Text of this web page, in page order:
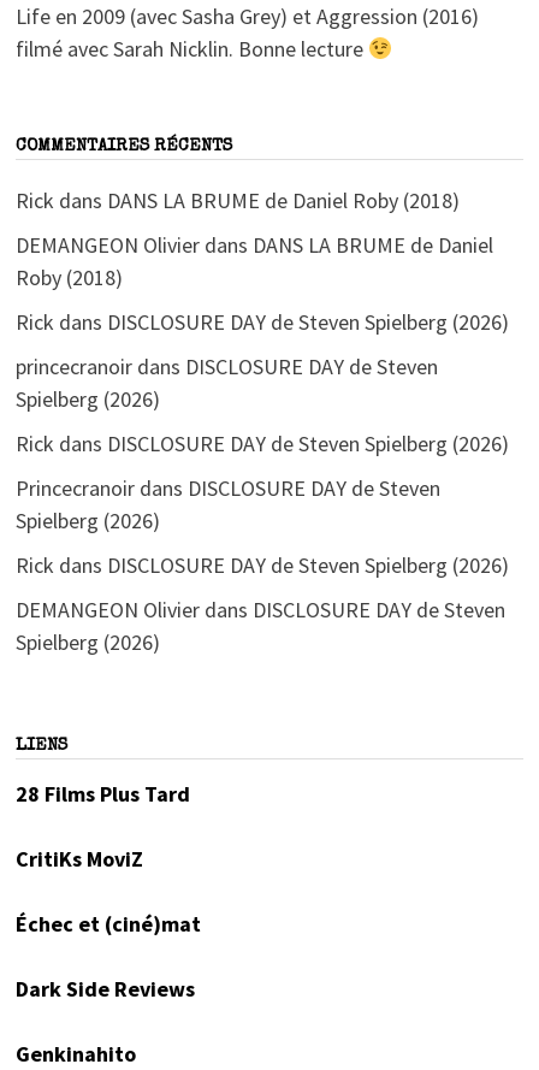
Life en 2009 (avec Sasha Grey) et Aggression (2016)
filmé avec Sarah Nicklin. Bonne lecture
COMMENTAIRES RÉCENTS
Rick dans DANS LA BRUME de Daniel Roby (2018)
DEMANGEON Olivierdans DANS LA BRUME de Daniel
Roby (2018)
Rick dans DISCLOSURE DAY de Steven Spielberg (2026)
princecranoirdans DISCLOSURE DAY de Steven
Spielberg (2026)
Rick dans DISCLOSURE DAY de Steven Spielberg (2026)
Princecranoirdans DISCLOSURE DAY de Steven
Spielberg (2026)
Rick dans DISCLOSURE DAY de Steven Spielberg (2026)
DEMANGEON Olivierdans DISCLOSURE DAY de Steven
Spielberg (2026)
LIENS
28 Films Plus Tard
CritiKs MoviZ
Échec et (ciné)mat
Dark Side Reviews
Genkinahito